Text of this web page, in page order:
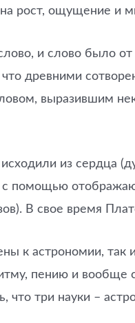
рост, ощущение и
и слово было
что древними
выразившим
из сердца
с помощью
В свое время
к астрономии,
пению и вообще
три науки –